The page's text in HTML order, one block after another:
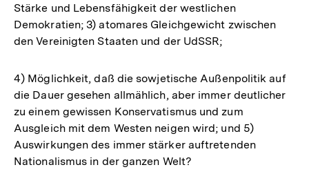
Stärke und Lebensfähigkeit der westlichen
Demokratien; 3) atomares Gleichgewicht zwischen
den Vereinigten Staaten und der UdSSR;
4) Möglichkeit, daß die sowjetische Außenpolitik auf
die Dauer gesehen allmählich, aber immer deutlicher
zu einem gewissen Konservatismus und zum
Ausgleich mit dem Westen neigen wird; und 5)
Auswirkungen des immer stärker auftretenden
Nationalismus in der ganzen Welt?